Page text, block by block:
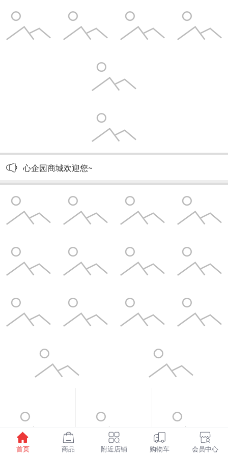
心企园商城欢迎您~
¥1598.00 ¥6.00 ¥3.50
首页 商品 附近店铺 购物车 会员中心